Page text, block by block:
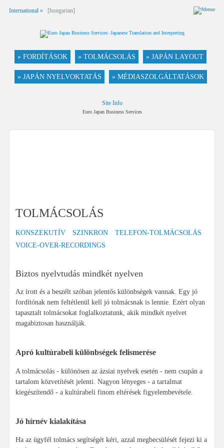
International » [hungarian]
» FORDÍTÁSOK » TOLMÁCSOLÁS » JAPÁN LAYOUT
» JAPÁN NYELVOKTATÁS » MÉDIASZOLGÁLTATÁSOK
Site Info
Euro Japan Business Services
TOLMÁCSOLÁS
KONSZEKUTÍV SZINKRON
TELEFON-TOLMÁCSOLÁS
VOICE-OVER-RECORDINGS
Biztos nyelvtudás mindkét nyelven
Az írott és a beszélt szóban jelentős különbségek vannak. Egy jó
fordítónak nem feltétlenül kell jó tolmácsnak is lennie. Ezért olyan
tapasztalt tolmácsokat foglalkoztatunk, akik mindkét nyelvet
magabiztosan használják.
Apró kultúrabeli különbségek felismerése
A tolmácsolás - különösen az ázsiai nyelvek esetén - nem csupán a
tartalom közvetítését jelenti. Nagyon lényeges - a tartalmat
kiegészítendő - a kultúrabeli finom eltérések figyelembevétele.
Jó hírnév kialakítása
Ha az ügyfél tolmács segítségét kéri, azzal megbecsülését fejezi ki a